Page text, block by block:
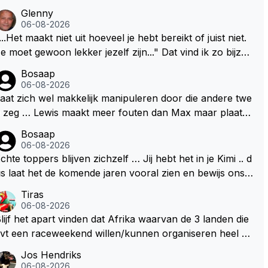
Glenny
06-08-2026
maakt niet uit hoeveel je hebt bereikt of juist niet.
moet gewoon lekker jezelf zijn..." Dat vind ik zo bijzon
om kwantiteit in het (zijn) leven. Voor zo'n mindset in
wereld waarin het nota bene heel vaak juist WEL om
draait, en dat op zo'n jonge leeftijd, kan ik allee
Dhabi won in 2021 zei hij al direct dat hij had bereikt
hij altijd al graag wilde. Max was tevreden, de rest is
bonus. Iets dergelijks heb ik bijvoorbeeld Lando Norris n
Bosaap
06-08-2026
zich wel makkelijk manipuleren door die andere twe
zeg … Lewis maakt meer fouten dan Max maar plaatst
mij goed, maar heeft ook het beste materiaal .. Het k
en mag nooit zo zijn dat hij kwa rijden hoger ingescha
wordt dan Lewis en Max .. Dan begrijpt je het echt ni
Bosaap
06-08-2026
toppers blijven zichzelf … Jij hebt het in je Kimi .. d
laat het de komende jaren vooral zien en bewijs ons d
Tiras
06-08-2026
het apart vinden dat Afrika waarvan de 3 landen die
een raceweekend willen/kunnen organiseren heel ve
van circuits en geld voor de FOM om maar die F1 lic
Jos Hendriks
06-08-2026